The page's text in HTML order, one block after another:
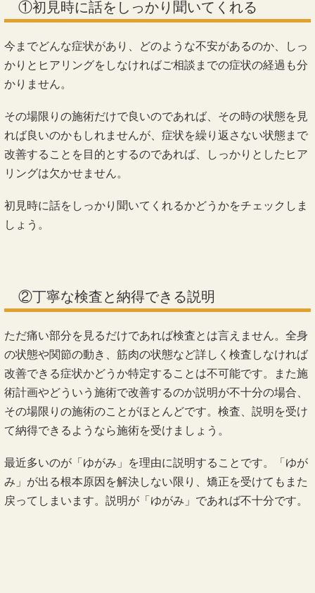
①初見時に話をしっかり聞いてくれる
今までどんな症状があり、どのような不安があるのか、しっ
かりとヒアリングをしなければご相談までの症状の経過も分
かりません。
その場限りの施術だけで良いのであれば、その時の状態を見
れば良いのかもしれませんが、症状を繰り返さない状態まで
改善することを目的とするのであれば、しっかりとしたヒア
リングは欠かせません。
初見時に話をしっかり聞いてくれるかどうかをチェックしま
しょう。
②丁寧な検査と納得できる説明
ただ痛い部分を見るだけであれば検査とは言えません。全身
の状態や関節の動き、筋肉の状態など詳しく検査しなければ
改善できる症状かどうか特定することは不可能です。また施
術計画やどういう施術で改善するのか説明が不十分の場合、
その場限りの施術のことがほとんどです。検査、説明を受け
て納得できるようなら施術を受けましょう。
最近多いのが「ゆがみ」を理由に説明することです。「ゆが
み」が出る根本原因を解決しない限り、矯正を受けてもまた
戻ってしまいます。説明が「ゆがみ」であれば不十分です。